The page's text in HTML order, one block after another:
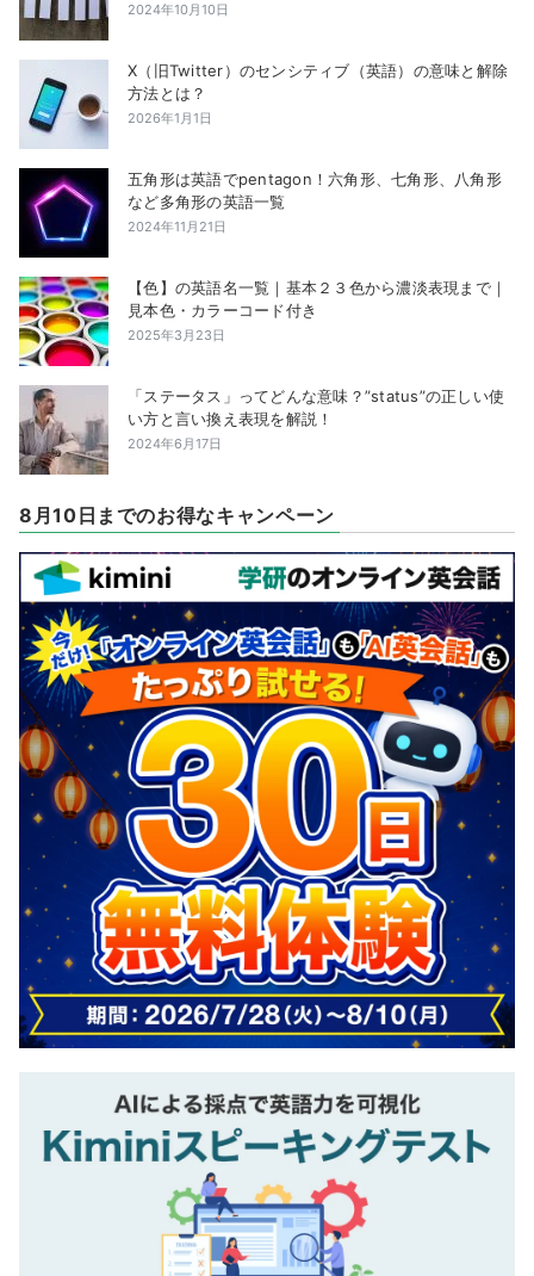
2024年10月10日
X（旧Twitter）のセンシティブ（英語）の意味と解除
方法とは？
2026年1月1日
五角形は英語でpentagon！六角形、七角形、八角形
など多角形の英語一覧
2024年11月21日
【色】の英語名一覧｜基本２３色から濃淡表現まで｜
見本色・カラーコード付き
2025年3月23日
「ステータス」ってどんな意味？”status”の正しい使
い方と言い換え表現を解説！
2024年6月17日
8月10日までのお得なキャンペーン